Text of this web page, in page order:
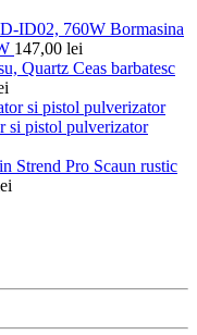
Bormasina
147,00 lei
Ceas barbatesc
si pistol pulverizator
Scaun rustic